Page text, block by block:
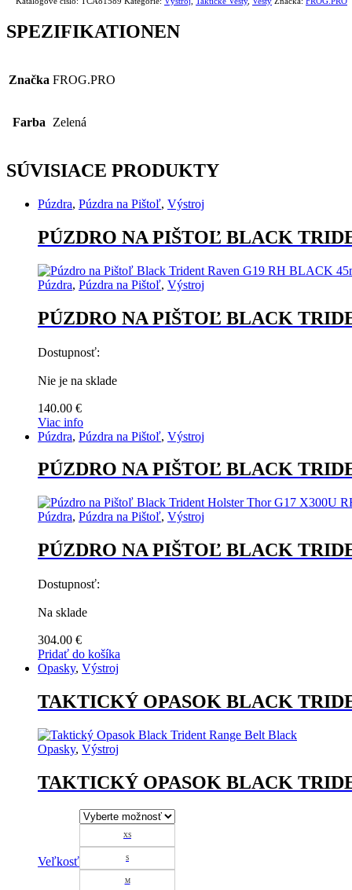
SPEZIFIKATIONEN
Značka FROG.PRO
Farba Zelená
SÚVISIACE PRODUKTY
Púzdra, Púzdra na Pištoľ, Výstroj
PÚZDRO NA PIŠTOĽ BLACK
Púzdra, Púzdra na Pištoľ, Výstroj
PÚZDRO NA PIŠTOĽ BLACK
Dostupnosť:
Nie je na sklade
140.00 €
Viac info
Púzdra, Púzdra na Pištoľ, Výstroj
PÚZDRO NA PIŠTOĽ BLACK
Púzdra, Púzdra na Pištoľ, Výstroj
PÚZDRO NA PIŠTOĽ BLACK
Dostupnosť:
Na sklade
304.00 €
Pridať do košíka
Opasky, Výstroj
TAKTICKÝ OPASOK BLACK
Opasky, Výstroj
TAKTICKÝ OPASOK BLACK
Veľkosť
XS
S
M